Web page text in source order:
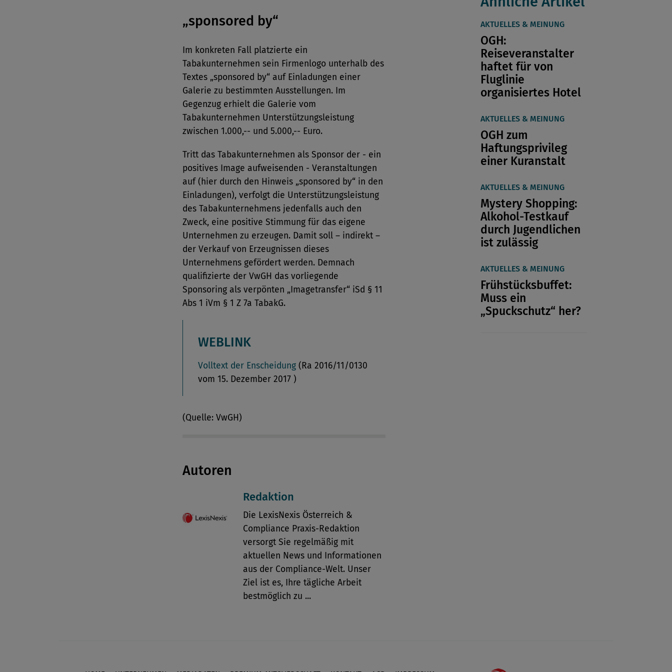
„sponsored by“
Im konkreten Fall platzierte ein
Tabakunternehmen sein Firmenlogo unterhalb des
Textes „sponsored by“ auf Einladungen einer
Galerie zu bestimmten Ausstellungen. Im
Gegenzug erhielt die Galerie vom
Tabakunternehmen Unterstützungsleistung
zwischen 1.000,-- und 5.000,-- Euro.
Tritt das Tabakunternehmen als Sponsor der - ein
positives Image aufweisenden - Veranstaltungen
auf (hier durch den Hinweis „sponsored by“ in den
Einladungen), verfolgt die Unterstützungsleistung
des Tabakunternehmens jedenfalls auch den
Zweck, eine positive Stimmung für das eigene
Unternehmen zu erzeugen. Damit soll – indirekt –
der Verkauf von Erzeugnissen dieses
Unternehmens gefördert werden. Demnach
qualifizierte der VwGH das vorliegende
Sponsoring als verpönten „Imagetransfer“ iSd § 11
Abs 1 iVm § 1 Z 7a TabakG.
WEBLINK
Volltext der Enscheidung (Ra 2016/11/0130
vom 15. Dezember 2017 )
(Quelle: VwGH)
Autoren
Redaktion
Die LexisNexis Österreich &
Compliance Praxis-Redaktion
versorgt Sie regelmäßig mit
aktuellen News und Informationen
aus der Compliance-Welt. Unser
Ziel ist es, Ihre tägliche Arbeit
bestmöglich zu ...
AKTUELLES & MEINUNG
OGH:
Reiseveranstalter
haftet für von
Fluglinie
organisiertes Hotel
AKTUELLES & MEINUNG
OGH zum
Haftungsprivileg
einer Kuranstalt
AKTUELLES & MEINUNG
Mystery Shopping:
Alkohol-Testkauf
durch Jugendlichen
ist zulässig
AKTUELLES & MEINUNG
Frühstücksbuffet:
Muss ein
„Spuckschutz“ her?